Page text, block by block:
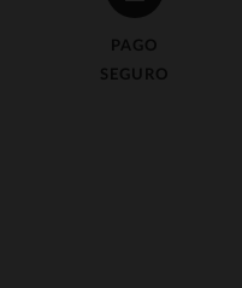
PAGO
SEGURO